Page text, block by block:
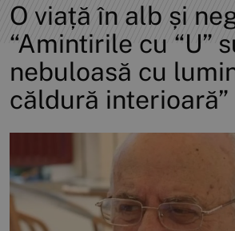
O viață în alb și
“Amintirile cu “U”
nebuloasă cu
căldură interioară”